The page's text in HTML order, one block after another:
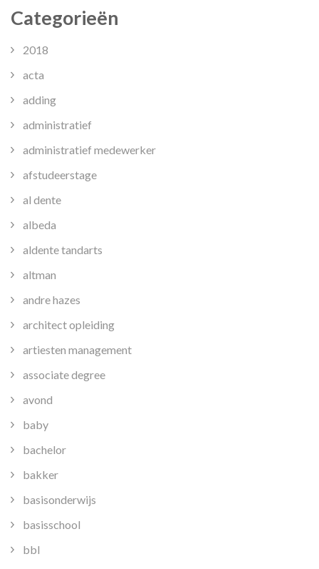
Categorieën
2018
acta
adding
administratief
administratief medewerker
afstudeerstage
al dente
albeda
aldente tandarts
altman
andre hazes
architect opleiding
artiesten management
associate degree
avond
baby
bachelor
bakker
basisonderwijs
basisschool
bbl